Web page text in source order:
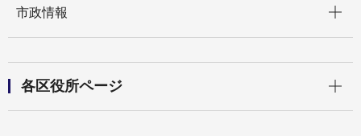
市政情報
各区役所ページ